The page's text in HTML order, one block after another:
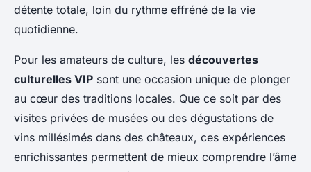
détente totale, loin du rythme effréné de la vie
quotidienne.
Pour les amateurs de culture, les découvertes
culturelles VIP sont une occasion unique de plonger
au cœur des traditions locales. Que ce soit par des
visites privées de musées ou des dégustations de
vins millésimés dans des châteaux, ces expériences
enrichissantes permettent de mieux comprendre l’âme